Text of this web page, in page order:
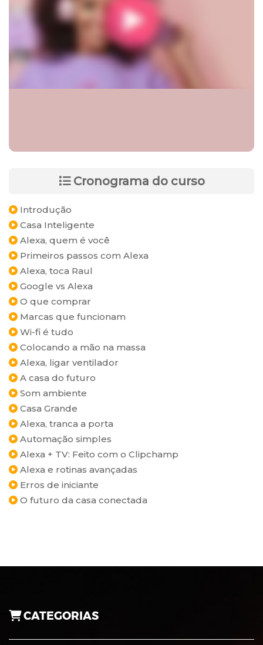
Cronograma do curso
Introdução
Casa Inteligente
Alexa, quem é você
Primeiros passos com Alexa
Alexa, toca Raul
Google vs Alexa
O que comprar
Marcas que funcionam
Wi-fi é tudo
Colocando a mão na massa
Alexa, ligar ventilador
A casa do futuro
Som ambiente
Casa Grande
Alexa, tranca a porta
Automação simples
Alexa + TV: Feito com o Clipchamp
Alexa e rotinas avançadas
Erros de iniciante
O futuro da casa conectada
CATEGORIAS